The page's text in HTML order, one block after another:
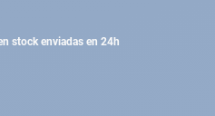
stock enviadas en 24h